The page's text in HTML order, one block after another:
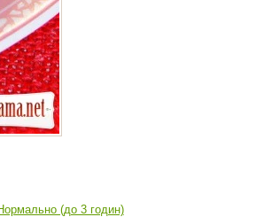
(до 3 годин)